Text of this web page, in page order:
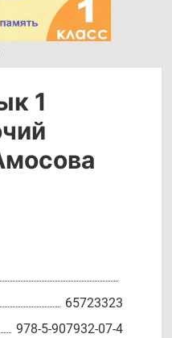
1
65723323
978-5-907932-07-4